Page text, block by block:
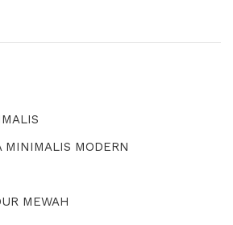
MINIMALIS MODERN
MEWAH